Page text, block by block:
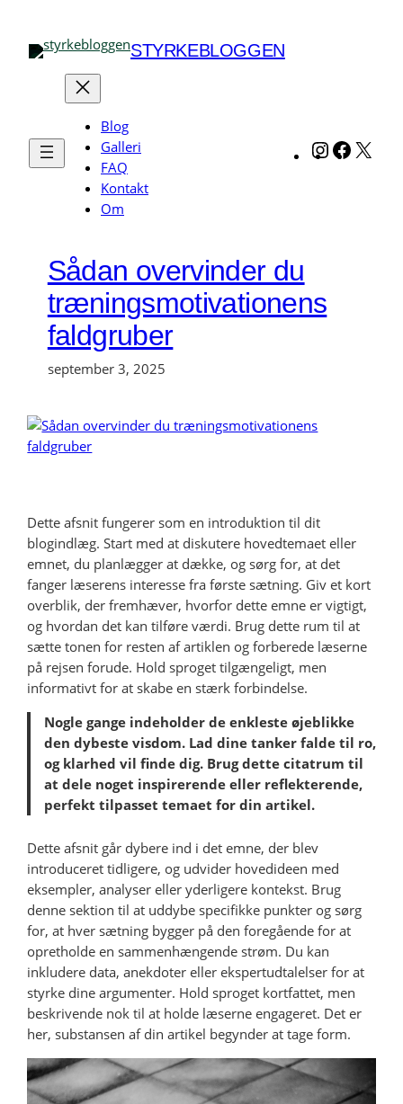
indhold
STYRKEBLOGGEN
Blog
Galleri
FAQ
Kontakt
Om
Instagram
Sådan overvinder du
træningsmotivationens
faldgruber
september 3, 2025
Dette afsnit fungerer som en introduktion til dit
blogindlæg. Start med at diskutere hovedtemaet eller
emnet, du planlægger at dække, og sørg for, at det
fanger læserens interesse fra første sætning. Giv et kort
overblik, der fremhæver, hvorfor dette emne er vigtigt,
og hvordan det kan tilføre værdi. Brug dette rum til at
sætte tonen for resten af artiklen og forberede læserne
på rejsen forude. Hold sproget tilgængeligt, men
informativt for at skabe en stærk forbindelse.
Nogle gange indeholder de enkleste øjeblikke
den dybeste visdom. Lad dine tanker falde til ro,
og klarhed vil finde dig. Brug dette citatrum til
at dele noget inspirerende eller reflekterende,
perfekt tilpasset temaet for din artikel.
Dette afsnit går dybere ind i det emne, der blev
introduceret tidligere, og udvider hovedideen med
eksempler, analyser eller yderligere kontekst. Brug
denne sektion til at uddybe specifikke punkter og sørg
for, at hver sætning bygger på den foregående for at
opretholde en sammenhængende strøm. Du kan
inkludere data, anekdoter eller ekspertudtalelser for at
styrke dine argumenter. Hold sproget kortfattet, men
beskrivende nok til at holde læserne engageret. Det er
her, substansen af din artikel begynder at tage form.